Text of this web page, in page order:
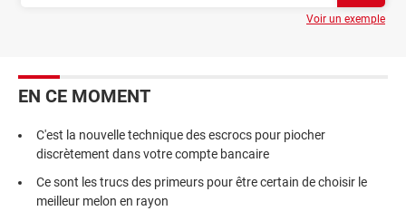
Voir un exemple
EN CE MOMENT
C'est la nouvelle technique des escrocs pour piocher
discrètement dans votre compte bancaire
Ce sont les trucs des primeurs pour être certain de choisir le
meilleur melon en rayon